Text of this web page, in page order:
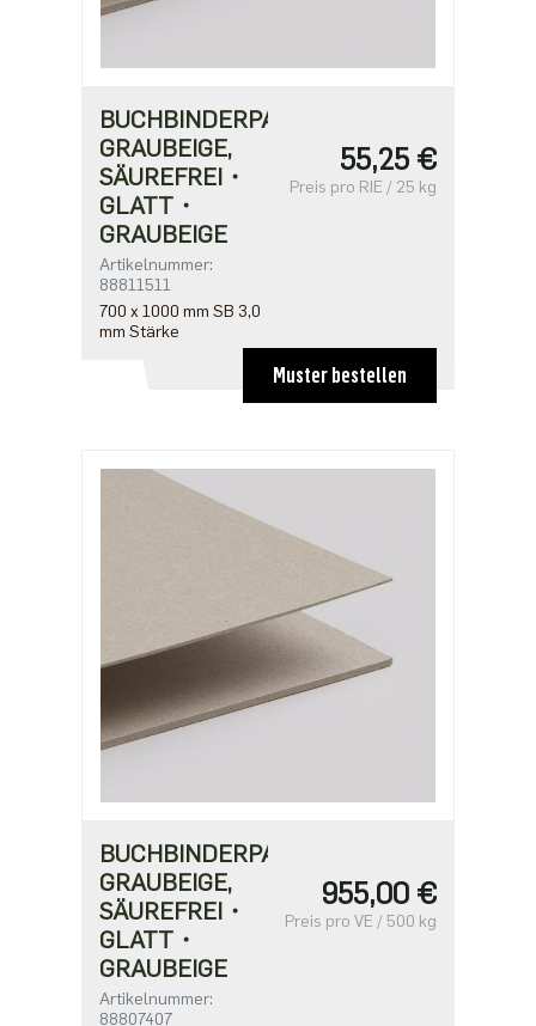
BUCHBINDERPAPPE
GRAUBEIGE,
SÄUREFREI・
GLATT・
GRAUBEIGE
Artikelnummer:
88811511
700 x 1000 mm SB 3,0
mm Stärke
55,25 €
Preis pro RIE / 25 kg
Muster bestellen
BUCHBINDERPAPPE
GRAUBEIGE,
SÄUREFREI・
GLATT・
GRAUBEIGE
Artikelnummer:
88807407
955,00 €
Preis pro VE / 500 kg